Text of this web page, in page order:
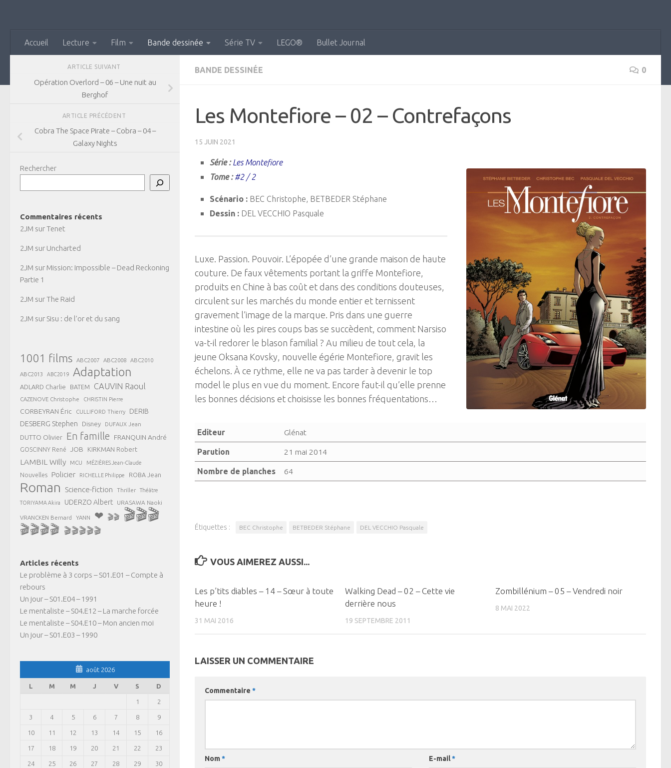
Accueil Lecture Film Bande dessinée Série TV LEGO® Bullet Journal
BANDE DESSINÉE 0
Les Montefiore – 02 – Contrefaçons
15 JUIN 2021
Série : Les Montefiore
Tome :#2 / 2
Scénario : BEC Christophe, BETBEDER Stéphane
Dessin : DEL VECCHIO Pasquale
Luxe. Passion. Pouvoir. L’épopée d’une grande maison de haute
couture. De faux vêtements portant la griffe Montefiore,
produits en Chine à bas coût et dans des conditions douteuses,
circulent sur les marchés du monde entier et ternissent
gravement l’image de la marque. Pris dans une guerre
intestine où les pires coups bas se succèdent, comment Narsiso
va-t-il redorer le blason familial ? Au milieu de tout cela, la
jeune Oksana Kovsky, nouvelle égérie Montefiore, gravit les
échelons. À ce rythme, elle ne va pas tarder à devenir le top
model le plus en vue du moment. Encore faut-il qu’elle prenne
les bonnes décisions et choisisse les bonnes fréquentations…
Editeur Glénat
Parution 21 mai 2014
Nombre de planches 64
Étiquettes : BEC Christophe BETBEDER Stéphane DEL VECCHIO Pasquale
VOUS AIMEREZ AUSSI...
Les p’tits diables – 14 – Sœur à toute
heure !
31 MAI 2016
Walking Dead – 02 – Cette vie
derrière nous
19 SEPTEMBRE 2011
Zombillénium – 05 – Vendredi noir
8 MAI 2022
LAISSER UN COMMENTAIRE
Commentaire *
Nom * E-mail*
ARTICLE SUIVANT
Opération Overlord – 06 – Une nuit au
Berghof
ARTICLE PRÉCÉDENT
Cobra The Space Pirate – Cobra – 04 –
Galaxy Nights
Rechercher
Commentaires récents
2JM surTenet
2JM sur Uncharted
2JM sur Mission: Impossible – Dead Reckoning
Partie 1
2JM surThe Raid
2JM sur Sisu : de l’or et du sang
1001 films ABC2007 ABC2008 ABC2010
ABC2013 ABC2019 Adaptation
ADLARD Charlie BATEM CAUVIN Raoul
CAZENOVE Christophe CHRISTIN Pierre
CORBEYRAN Éric CULLIFORD Thierry DERIB
DESBERG Stephen Disney DUFAUX Jean
DUTTO Olivier En famille FRANQUIN André
GOSCINNY René JOB KIRKMAN Robert
LAMBIL Willy MCU MÉZIÈRES Jean-Claude
Nouvelles Policier RICHELLE Philippe ROBA Jean
Roman Science-fiction Thriller Théâtre
TORIYAMA Akira UDERZO Albert URASAWA Naoki
VRANCKEN Bernard YANN ❤ 🎬🎬 🎬🎬🎬
🎬🎬🎬🎬 🎬🎬🎬🎬🎬
Articles récents
Le problème à 3 corps – S01.E01 – Compte à
rebours
Un jour – S01.E04 – 1991
Le mentaliste – S04.E12 – La marche forcée
Le mentaliste – S04.E10 – Mon ancien moi
Un jour – S01.E03 – 1990
août 2026
L M M J V S D
1 2
3 4 5 6 7 8 9
10 11 12 13 14 15 16
17 18 19 20 21 22 23
24 25 26 27 28 29 30